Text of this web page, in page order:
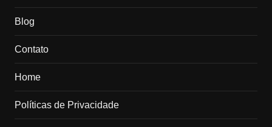
Blog
Contato
Home
Políticas de Privacidade